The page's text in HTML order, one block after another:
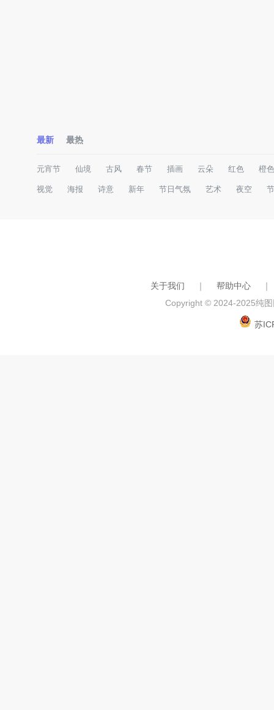
最新 最热
元宵节 仙境 古风 春节 插画 云朵 红色 橙色
视觉 海报 诗意 新年 节日气氛 艺术 夜空
关于我们 ｜ 帮助中心
｜
Copyright © 2024-2025纯
苏